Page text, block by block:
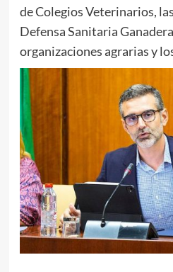
de Colegios Veterinarios,
Defensa Sanitaria
organizaciones agrarias y